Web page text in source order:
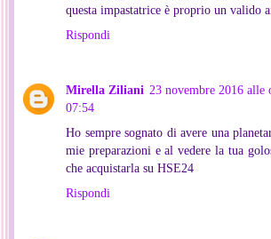
questa impastatrice è proprio un valido
Rispondi
Mirella Ziliani 23 novembre 2016 alle
07:54
Ho sempre sognato di avere una
mie preparazioni e al vedere la tua
che acquistarla su HSE24
Rispondi